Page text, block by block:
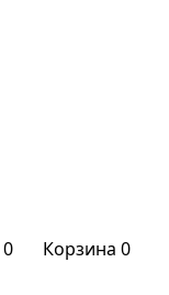
0 Корзина 0